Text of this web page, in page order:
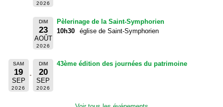
2026
DIM
23
AOÛT
2026
Pèlerinage de la Saint-Symphorien
10h30
église de Saint-Symphorien
SAM
19
SEP
2026
DIM
20
SEP
2026
43ème édition des journées du patrimoine